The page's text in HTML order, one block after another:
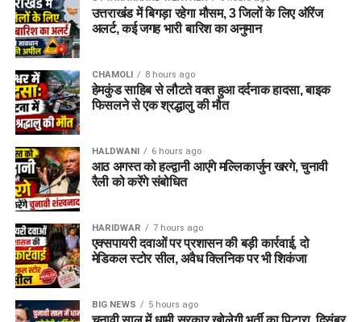
उत्तराखंड में बिगड़ा रहेगा मौसम, 3 जिलों के लिए ऑरेंज
अलर्ट, कई जगह भारी बारिश का अनुमान
CHAMOLI 8 hours ago
हेमकुंड साहिब से लौटते वक्त हुआ दर्दनाक हादसा, बाइक
फिसलने से एक श्रद्धालु की मौत
HALDWANI 6 hours ago
आठ अगस्त को हल्द्वानी आएंगे मल्लिकार्जुन खरगे, चुनावी
रैली को करेंगे संबोधित
HARIDWAR 7 hours ago
एक्सपायरी दवाओं पर प्रशासन की बड़ी कार्रवाई, दो
मेडिकल स्टोर सील, अवैध क्लिनिक पर भी शिकंजा
BIG NEWS 5 hours ago